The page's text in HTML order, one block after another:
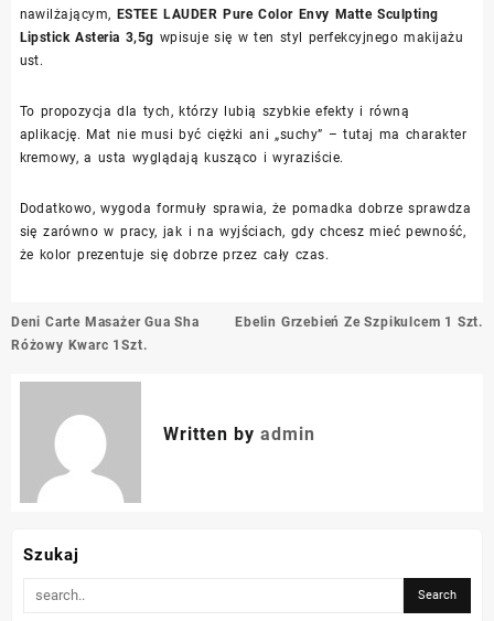
nawilżającym, ESTEE LAUDER Pure Color Envy Matte Sculpting
Lipstick Asteria 3,5g wpisuje się w ten styl perfekcyjnego makijażu
ust.
To propozycja dla tych, którzy lubią szybkie efekty i równą
aplikację. Mat nie musi być ciężki ani „suchy” – tutaj ma charakter
kremowy, a usta wyglądają kusząco i wyraziście.
Dodatkowo, wygoda formuły sprawia, że pomadka dobrze sprawdza
się zarówno w pracy, jak i na wyjściach, gdy chcesz mieć pewność,
że kolor prezentuje się dobrze przez cały czas.
Nawigacja
wpisu
Deni Carte Masażer Gua Sha
Różowy Kwarc 1Szt.
Ebelin Grzebień Ze Szpikulcem 1 Szt.
Written by admin
Szukaj